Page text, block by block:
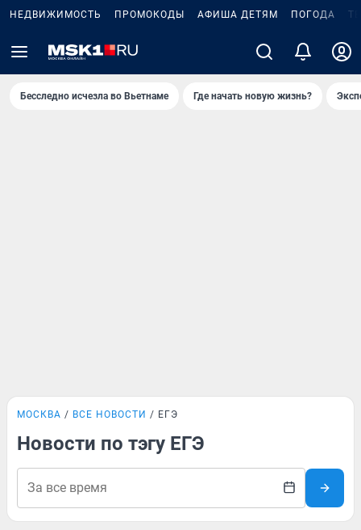
НЕДВИЖИМОСТЬ ПРОМОКОДЫ АФИША ДЕТЯМ ПОГОДА
Бесследно исчезла во Вьетнаме Где начать новую жизнь?
МОСКВА ВСЕ НОВОСТИ ЕГЭ
Новости по тэгу ЕГЭ